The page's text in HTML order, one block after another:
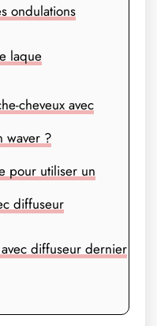
ondulations
laque
cheveux avec
waver ?
pour utiliser un
diffuseur
diffuseur dernier